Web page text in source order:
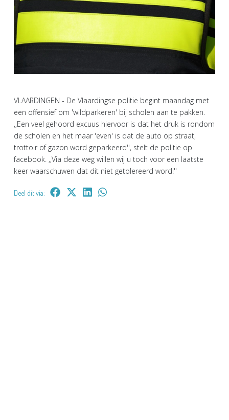
VLAARDINGEN - De Vlaardingse politie begint maandag met
een offensief om 'wildparkeren' bij scholen aan te pakken.
,,Een veel gehoord excuus hiervoor is dat het druk is rondom
de scholen en het maar 'even' is dat de auto op straat,
trottoir of gazon word geparkeerd'', stelt de politie op
facebook. ,,Via deze weg willen wij u toch voor een laatste
keer waarschuwen dat dit niet getolereerd word!''
Deel dit via: